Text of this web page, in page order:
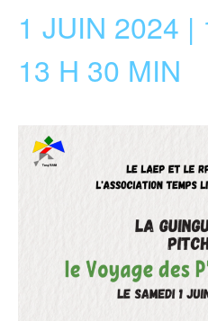
1 JUIN 2024 |
13 H 30 MIN